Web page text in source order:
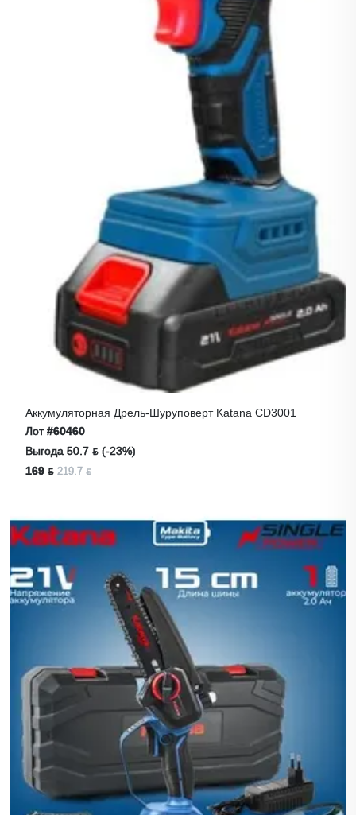
Аккумуляторная Дрель-Шуруповерт Katana CD3001
Лот#60460
Выгода 50.7 ƃ (-23%)
169 ƃ 219.7 ƃ